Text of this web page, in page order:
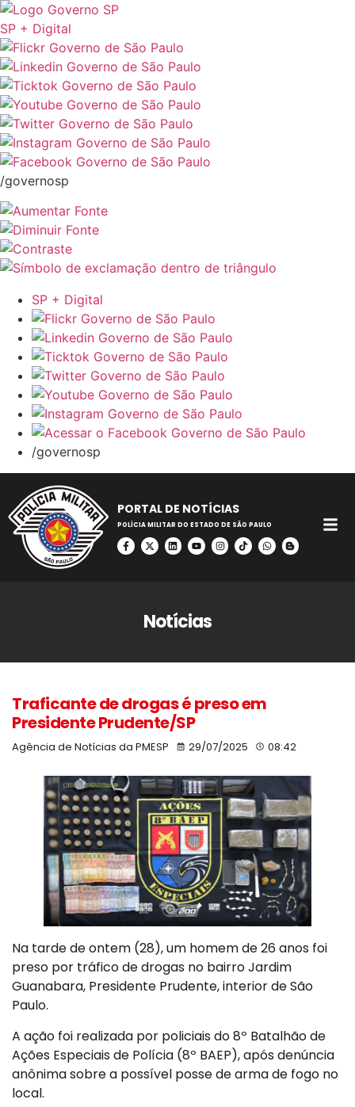
SP + Digital
/governosp
SP + Digital
/governosp
PORTAL DE NOTÍCIAS
POLÍCIA MILITAR DO ESTADO DE SÃO PAULO
Notícias
Traficante de drogas é preso em
Presidente Prudente/SP
Agência de Notícias da PMESP 29/07/2025 08:42
Na tarde de ontem (28), um homem de 26 anos foi
preso por tráfico de drogas no bairro Jardim
Guanabara, Presidente Prudente, interior de São
Paulo.
A ação foi realizada por policiais do 8º Batalhão de
Ações Especiais de Polícia (8º BAEP), após denúncia
anônima sobre a possível posse de arma de fogo no
local.